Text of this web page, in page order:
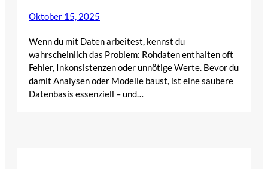
Oktober 15, 2025
Wenn du mit Daten arbeitest, kennst du
wahrscheinlich das Problem: Rohdaten enthalten oft
Fehler, Inkonsistenzen oder unnötige Werte. Bevor du
damit Analysen oder Modelle baust, ist eine saubere
Datenbasis essenziell – und…